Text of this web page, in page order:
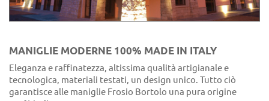
MANIGLIE MODERNE 100% MADE IN ITALY
Eleganza e raffinatezza, altissima qualità artigianale e
tecnologica, materiali testati, un design unico. Tutto ciò
garantisce alle maniglie Frosio Bortolo una pura origine